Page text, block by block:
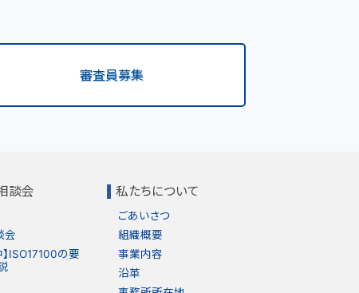
審査員募集
談会
会
ISO17100の要
私たちについて
ごあいさつ
組織概要
事業内容
沿革